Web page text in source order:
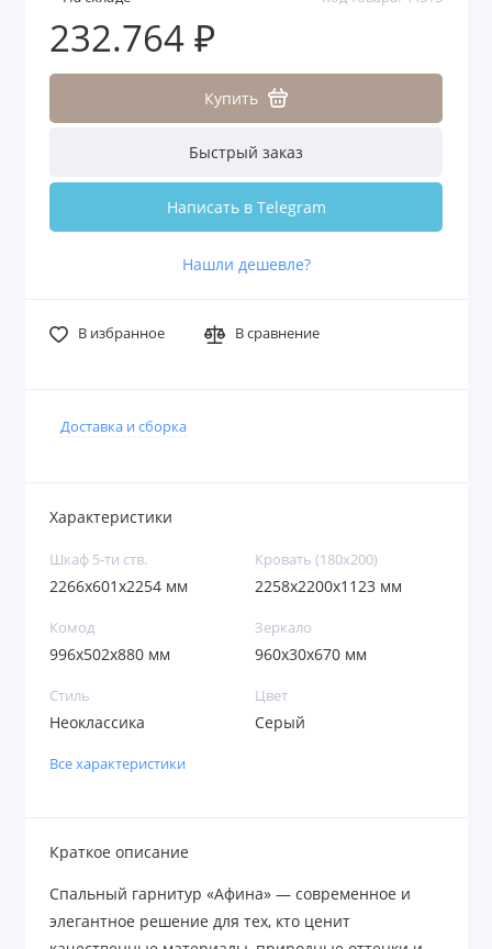
232.764 ₽
Купить
Быстрый заказ
Написать в Telegram
Нашли дешевле?
В избранное В сравнение
Доставка и сборка
Характеристики
Шкаф 5-ти ств.
2266х601х2254 мм
Кровать (180х200)
2258х2200х1123 мм
Комод
996х502х880 мм
Зеркало
960х30х670 мм
Стиль
Неоклассика
Цвет
Серый
Все характеристики
Краткое описание
Спальный гарнитур «Афина» — современное и
элегантное решение для тех, кто ценит